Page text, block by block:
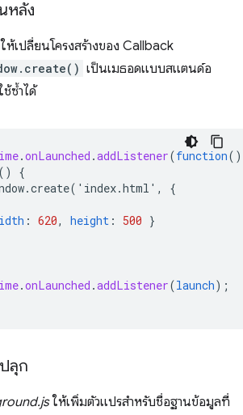
หลัง
ห้เปลี่ยนโครงสร้างของ Callback
เป็นเมธอดแบบสแตนด์อ
ซ้ำได้
.onLaunched .addListener(function()
{
{
: 620, height : 500 }
.onLaunched .addListener(launch);
ลุก
ให้เพิ่มตัวแปรสำหรับชื่อฐานข้อมูลที่